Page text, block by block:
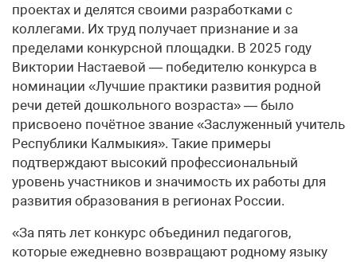
проектах и делятся своими разработками с
коллегами. Их труд получает признание и за
пределами конкурсной площадки. В 2025 году
Виктории Настаевой — победителю конкурса в
номинации «Лучшие практики развития родной
речи детей дошкольного возраста» — было
присвоено почётное звание «Заслуженный учитель
Республики Калмыкия». Такие примеры
подтверждают высокий профессиональный
уровень участников и значимость их работы для
развития образования в регионах России.
«За пять лет конкурс объединил педагогов,
которые ежедневно возвращают родному языку